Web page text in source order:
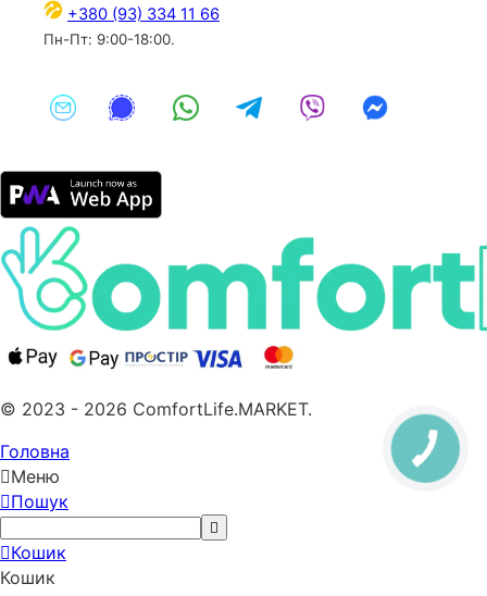
+380 (93) 334 11 66
Пн-Пт: 9:00-18:00.
© 2023 - 2026 ComfortLife.MARKET.
Головна
Меню
Пошук
Кошик
Кошик